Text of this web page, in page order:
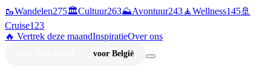
🥾Wandelen275🏛️Cultuur263⛰️Avontuur243🧘Wellness145🚢
Cruise123
🔥 Vertrek deze maandInspiratieOver ons
voor België